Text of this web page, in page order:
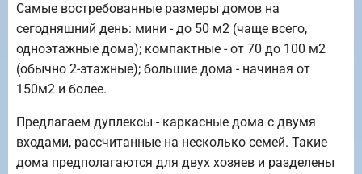
Самые востребованные размеры домов на
сегодняшний день: мини - до 50 м2 (чаще всего,
одноэтажные дома); компактные - от 70 до 100 м2
(обычно 2-этажные); большие дома - начиная от
150м2 и более.
Предлагаем дуплексы - каркасные дома с двумя
входами, рассчитанные на несколько семей. Такие
дома предполагаются для двух хозяев и разделены